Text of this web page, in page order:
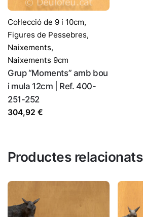
Col·lecció de 9 i 10cm,
Figures de Pessebres,
Naixements,
Naixements 9cm
Grup “Moments” amb bou
i mula 12cm | Ref. 400-
251-252
304,92 €
Productes relacionats